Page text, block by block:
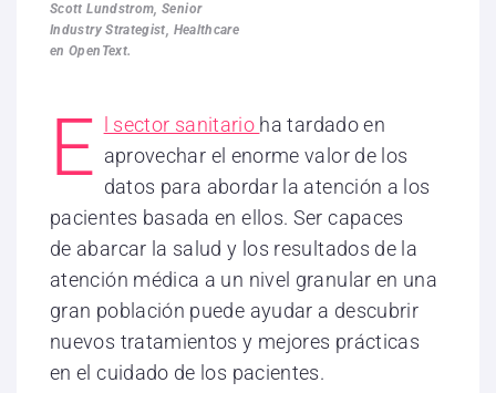
Scott Lundstrom, Senior
Industry Strategist, Healthcare
en OpenText.
E l sector sanitario ha tardado en
aprovechar el enorme valor de los
datos para abordar la atención a los
pacientes basada en ellos. Ser capaces
de abarcar la salud y los resultados de la
atención médica a un nivel granular en una
gran población puede ayudar a descubrir
nuevos tratamientos y mejores prácticas
en el cuidado de los pacientes.